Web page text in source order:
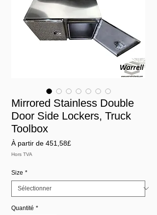
Mirrored Stainless Double
Door Side Lockers, Truck
Toolbox
À partir de 451,58£
Hors TVA
Size *
Quantité *